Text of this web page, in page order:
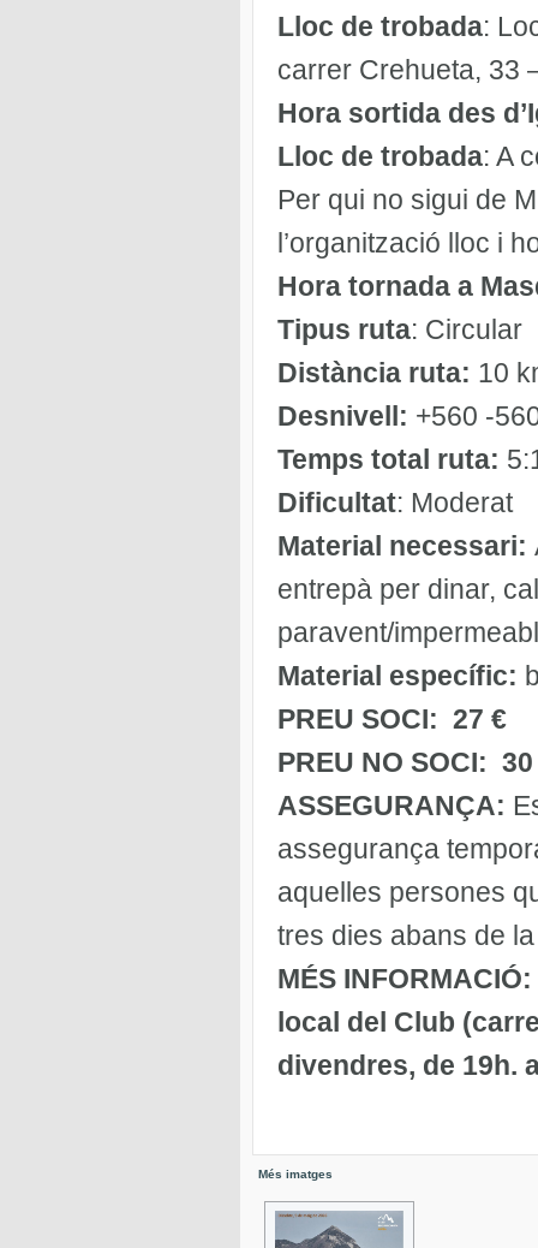
Lloc de trobada:
carrer Crehueta, 33
Hora sortida des
Lloc de trobada: A
Per qui no sigui de
l’organització lloc i
Hora tornada a
Tipus ruta: Circular
Distància ruta: 10
Desnivell: +560 -
Temps total ruta:
Dificultat: Moderat
Material necessari:
entrepà per dinar,
paravent/
Material específic:
PREU SOCI: 27 €
PREU NO SOCI: 30
ASSEGURANÇA:
assegurança
aquelles persones
tres dies abans de
MÉS
local del Club
divendres, de 19h.
Més imatges